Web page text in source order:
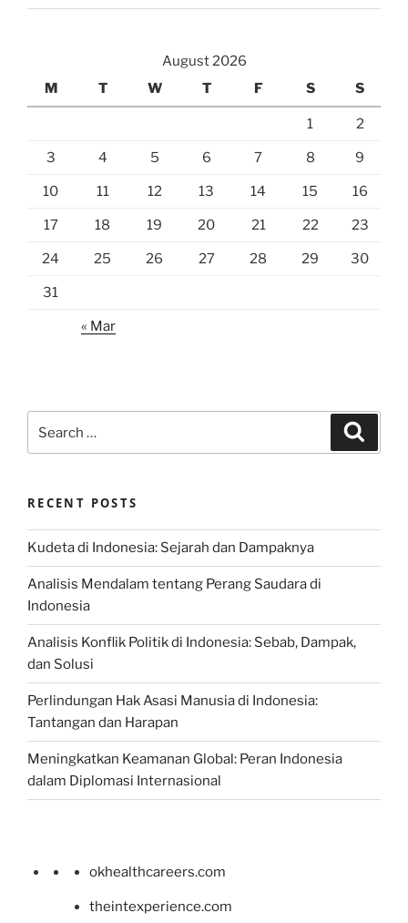
August 2026
M
T W T F S S
1 2
3 4 5 6 7 8 9
10 11 12 13 14 15 16
17 18 19 20 21 22 23
24 25 26 27 28 29 30
31
« Mar
for:
RECENT POSTS
Kudeta di Indonesia: Sejarah dan Dampaknya
Analisis Mendalam tentang Perang Saudara di
Indonesia
Analisis Konflik Politik di Indonesia: Sebab, Dampak,
dan Solusi
Perlindungan Hak Asasi Manusia di Indonesia:
Tantangan dan Harapan
Meningkatkan Keamanan Global: Peran Indonesia
dalam Diplomasi Internasional
okhealthcareers.com
theintexperience.com